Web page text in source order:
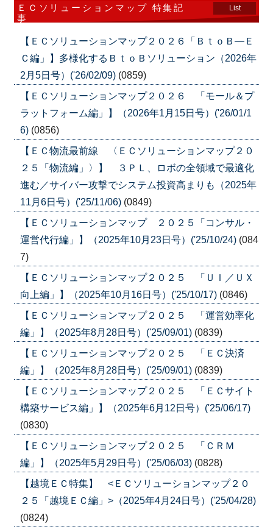
ＥＣソリューションマップ 特集記
事
List
【ＥＣソリューションマップ２０２６「ＢｔｏＢ―Ｅ
Ｃ編」】多様化するＢｔｏＢソリューション（2026年
2月5日号）('26/02/09) (0859)
【ＥＣソリューションマップ２０２６ 「モール＆プ
ラットフォーム編」】（2026年1月15日号）('26/01/1
6) (0856)
【ＥＣ物流最前線 〈ＥＣソリューションマップ２０
２５「物流編」〉】 ３ＰＬ、ロボの全領域で最適化
進む／サイバー攻撃でシステム投資高まりも（2025年
11月6日号）('25/11/06) (0849)
【ＥＣソリューションマップ ２０２５「コンサル・
運営代行編」】（2025年10月23日号）('25/10/24) (084
7)
【ＥＣソリューションマップ２０２５ 「ＵＩ／ＵＸ
向上編」】（2025年10月16日号）('25/10/17) (0846)
【ＥＣソリューションマップ２０２５ 「運営効率化
編」】（2025年8月28日号）('25/09/01) (0839)
【ＥＣソリューションマップ２０２５ 「ＥＣ決済
編」】（2025年8月28日号）('25/09/01) (0839)
【ＥＣソリューションマップ２０２５ 「ＥＣサイト
構築サービス編」】（2025年6月12日号）('25/06/17)
(0830)
【ＥＣソリューションマップ２０２５ 「ＣＲＭ
編」】（2025年5月29日号）('25/06/03) (0828)
【越境ＥＣ特集】 <ＥＣソリューションマップ２０
２５「越境ＥＣ編」>（2025年4月24日号）('25/04/28)
(0824)